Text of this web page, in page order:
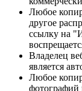
Любое
другое
ссылку на
Владелец
является
Любое
фотографий